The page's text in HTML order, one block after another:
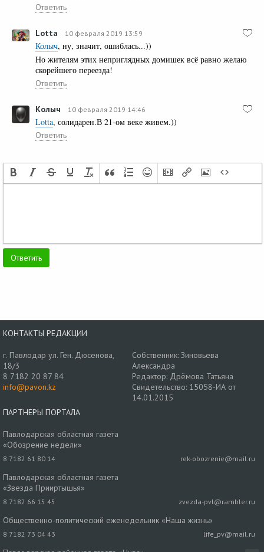
Ответить
Lotta 10 февраля 2019 13:59
Колыч, ну, значит, ошиблась...))
Но жителям этих неприглядных домишек всё равно желаю
скорейшего переезда!
Ответить
Колыч 10 февраля 2019 14:46
Lotta, солидарен.В 21-ом веке живем.))
Ответить
КОНТАКТЫ РЕДАКЦИИ
г. Павлодар ул. Ген. Дюсенова,
18/3
8 7182 20 87 84
info@pavon.kz
Собственник: Зиновьева
Александра
Редактор: Дрёмова Татьяна
Свидетельство: 15058-ИА от
14.01.2015
ПАРТНЕРЫ ПОРТАЛА
Павлодарская областная газета
«Обозрение недели»
8 7182 61 80 14 rek-obozrenie@mail.ru
Павлодарская областная газета
«Звезда Прииртышья»
8 7182 66 15 45 zvezda-pvl@rambler.ru
Общественно-политический еженедельник «Наша жизнь»
8 7182 73 04 43 life_pv@mail.ru